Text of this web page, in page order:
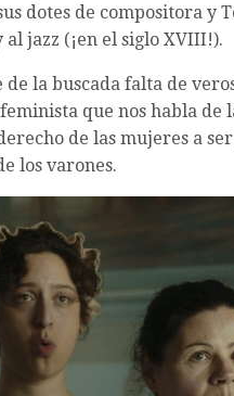
dotes de compositora y
jazz (¡en el siglo XVIII!).
la buscada falta de
que nos habla de
de las mujeres a
los varones.